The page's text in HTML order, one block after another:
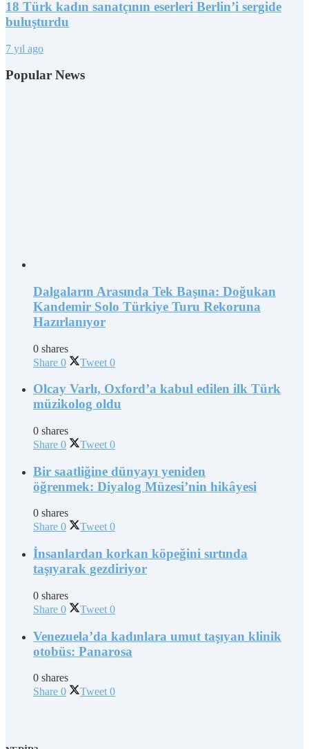
18 Türk kadın sanatçının eserleri Berlin’i sergide
buluşturdu
7 yıl ago
Popular News
Dalgaların Arasında Tek Başına: Doğukan
Kandemir Solo Türkiye Turu Rekoruna
Hazırlanıyor
0 shares
Share 0 Tweet 0
Olcay Varlı, Oxford’a kabul edilen ilk Türk
müzikolog oldu
0 shares
Share 0 Tweet 0
Bir saatliğine dünyayı yeniden
öğrenmek: Diyalog Müzesi’nin hikâyesi
0 shares
Share 0 Tweet 0
İnsanlardan korkan köpeğini sırtında
taşıyarak gezdiriyor
0 shares
Share 0 Tweet 0
Venezuela’da kadınlara umut taşıyan klinik
otobüs: Panarosa
0 shares
Share 0 Tweet 0